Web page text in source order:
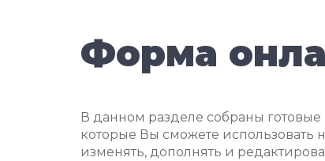
Форма
В данном разделе собраны
которые Вы сможете использовать
изменять, дополнять и